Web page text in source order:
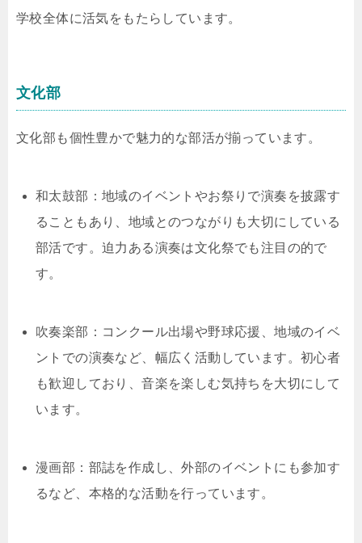
学校全体に活気をもたらしています。
文化部
文化部も個性豊かで魅力的な部活が揃っています。
和太鼓部：地域のイベントやお祭りで演奏を披露す
ることもあり、地域とのつながりも大切にしている
部活です。迫力ある演奏は文化祭でも注目の的で
す。
吹奏楽部：コンクール出場や野球応援、地域のイベ
ントでの演奏など、幅広く活動しています。初心者
も歓迎しており、音楽を楽しむ気持ちを大切にして
います。
漫画部：部誌を作成し、外部のイベントにも参加す
るなど、本格的な活動を行っています。